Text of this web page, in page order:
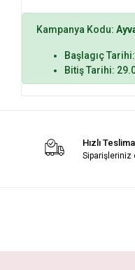
Kampanya Kodu:
Başlagıç
Bitiş Tarihi:
Hızlı
Siparişleriniz